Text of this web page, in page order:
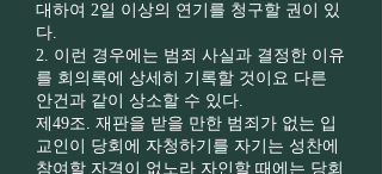
대하여 2일 이상의 연기를 청구할 권이 있
다.
2. 이런 경우에는 범죄 사실과 결정한 이유
를 회의록에 상세히 기록할 것이요 다른
안건과 같이 상소할 수 있다.
제49조. 재판을 받을 만한 범죄가 없는 입
교인이 당회에 자청하기를 자기는 성찬에
참여할 자격이 없노라 자인할 때에는 당회